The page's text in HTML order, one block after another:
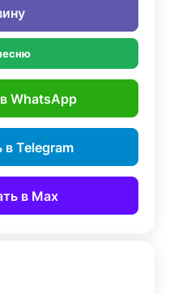
WhatsApp
в Telegram
в Max